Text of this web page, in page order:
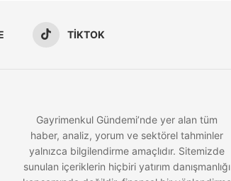
TIKTOK
Gayrimenkul Gündemi’nde yer alan tüm
haber, analiz, yorum ve sektörel tahminler
yalnızca bilgilendirme amaçlıdır. Sitemizde
sunulan içeriklerin hiçbiri yatırım danışmanlığı